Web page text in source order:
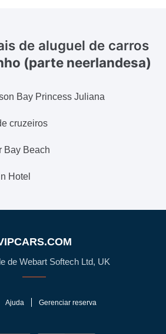
de aluguel de carros
(parte neerlandesa)
Bay Princess Juliana
cruzeiros
Bay Beach
Hotel
de Webart Softech Ltd, UK
Ajuda Gerenciar reserva